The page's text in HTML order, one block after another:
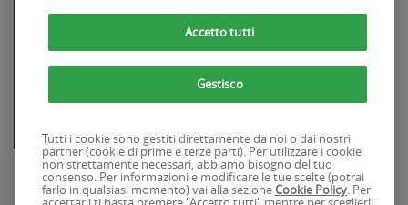
Findomestic Banca SpA . PIva 03562770481
SITI FINDOMESTIC
Osservatorio findomestic.it
Tutti i cookie sono gestiti direttamente da noi o dai nostri
partner (cookie di prime e terze parti). Per utilizzare i cookie
non strettamente necessari, abbiamo bisogno del tuo
consenso. Per informazioni e modificare le tue scelte (potrai
farlo in qualsiasi momento) vai alla sezioneCookie Policy. Per
Accetto tutti
Gestisco